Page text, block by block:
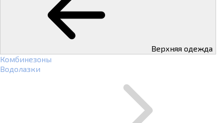
Верхняя одежда
Комбинезоны
Водолазки